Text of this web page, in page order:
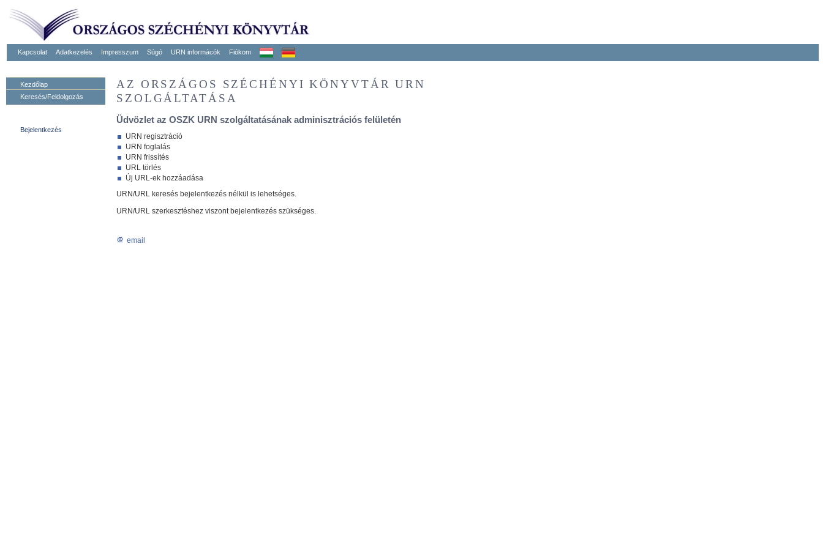
Kapcsolat Adatkezelés Impresszum Súgó URN informácók Fiókom
Kezdőlap
Keresés/Feldolgozás
Bejelentkezés
AZ ORSZÁGOS SZÉCHÉNYI KÖNYVTÁR URN
SZOLGÁLTATÁSA
Üdvözlet az OSZK URN szolgáltatásának adminisztrációs felületén
URN regisztráció
URN foglalás
URN frissítés
URL törlés
Új URL-ek hozzáadása
URN/URL keresés bejelentkezés nélkül is lehetséges.
URN/URL szerkesztéshez viszont bejelentkezés szükséges.
email